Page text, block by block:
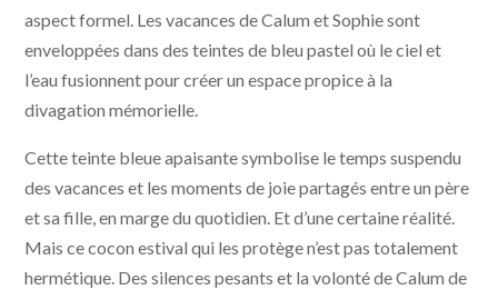
aspect formel. Les vacances de Calum et Sophie sont
enveloppées dans des teintes de bleu pastel où le ciel et
l’eau fusionnent pour créer un espace propice à la
divagation mémorielle.
Cette teinte bleue apaisante symbolise le temps suspendu
des vacances et les moments de joie partagés entre un père
et sa fille, en marge du quotidien. Et d’une certaine réalité.
Mais ce cocon estival qui les protège n’est pas totalement
hermétique. Des silences pesants et la volonté de Calum de